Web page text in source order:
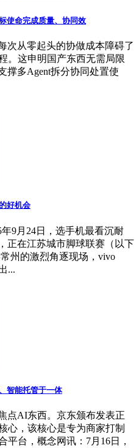
使命完成质量、协同效
次从零起头的协做成本障碍了
。这申明国产东西无需局限
撑多Agent拆分协同处置使
好机会
9月24日，选手机最看沉耐
正在江苏城市脚球联赛（以下
州的激烈角逐现场，vivo
...
智能托管于一体
点AI东西。京东颁布发表正
心，该核心是专为商家打制
平台，概念网讯：7月16日，